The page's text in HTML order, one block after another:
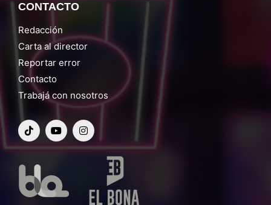
CONTACTO
Redacción
Carta al director
Reportar error
Contacto
Trabajá con nosotros